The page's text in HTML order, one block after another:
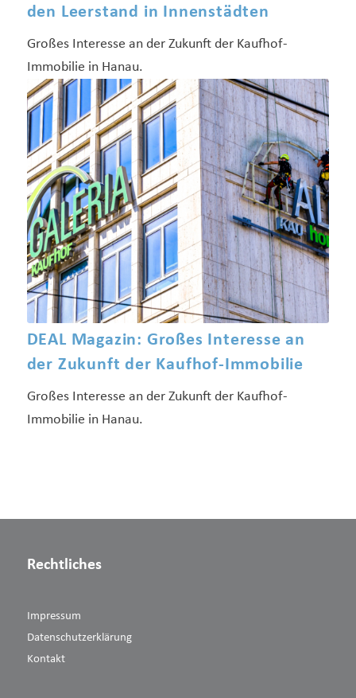
den Leerstand in Innenstädten
Großes Interesse an der Zukunft der Kaufhof-
Immobilie in Hanau.
DEAL Magazin: Großes Interesse an
der Zukunft der Kaufhof-Immobilie
Großes Interesse an der Zukunft der Kaufhof-
Immobilie in Hanau.
Rechtliches
Impressum
Datenschutzerklärung
Kontakt